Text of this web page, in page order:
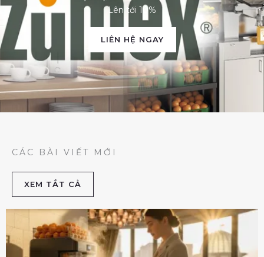
Lên tới 10%
LIÊN HỆ NGAY
CÁC BÀI VIẾT MỚI
XEM TẮT CẢ